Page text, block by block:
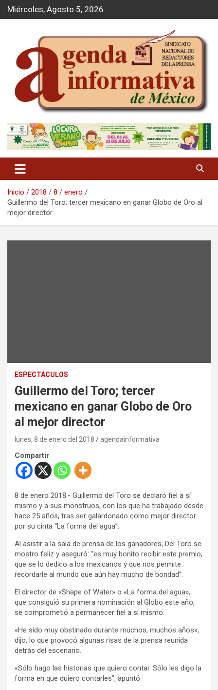
d
Miércoles, Agosto 5, 2026
Agenda Informativa
Inicio 2018 8
enero
Guillermo del Toro; tercer mexicano en ganar Globo de Oro al
mejor director
ESPECTÁCULOS
Guillermo del Toro; tercer
mexicano en ganar Globo de Oro
al mejor director
lunes, 8 de enero del 2018 agendainformativa
Compartir
8 de enero 2018.- Guillermo del Toro se declaró fiel a sí
mismo y a sus monstruos, con los que ha trabajado desde
hace 25 años, tras ser galardonado como mejor director
por su cinta “La forma del agua”.
Al asistir a la sala de prensa de los ganadores, Del Toro se
mostro feliz y aseguró: “es muy bonito recibir este premio,
que se lo dedico a los mexicanos y que nos permite
recordarle al mundo que aún hay mucho de bondad”.
El director de «Shape of Water» o «La forma del agua»,
que consiguió su primera nominación al Globo este año,
se comprometió a permanecer fiel a sí mismo.
«He sido muy obstinado durante muchos, muchos años»,
dijo, lo que provocó algunas risas de la prensa reunida
detrás del escenario.
«Sólo hago las historias que quiero contar. Sólo les digo la
forma en que quiero contarles”, apuntó.